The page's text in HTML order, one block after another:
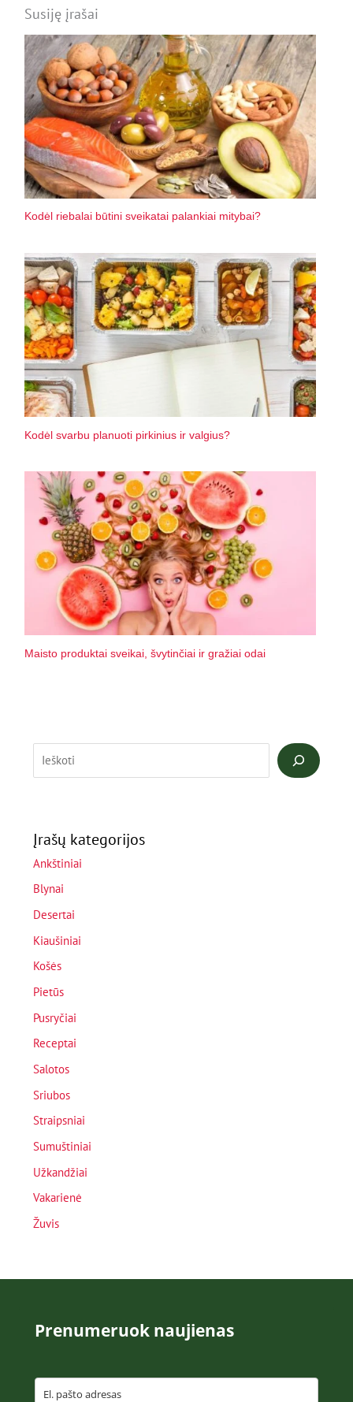
Susiję įrašai
Kodėl riebalai būtini sveikatai palankiai mitybai?
Kodėl svarbu planuoti pirkinius ir valgius?
Maisto produktai sveikai, švytinčiai ir gražiai odai
Įrašų kategorijos
Ankštiniai
Blynai
Desertai
Kiaušiniai
Košės
Pietūs
Pusryčiai
Receptai
Salotos
Sriubos
Straipsniai
Sumuštiniai
Užkandžiai
Vakarienė
Žuvis
Prenumeruok naujienas